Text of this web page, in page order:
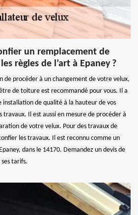
un remplacement de
règles de l’art à Epaney ?
de procéder à un changement de votre velux,
de toiture est recommandé pour vous. Il a
installation de qualité à la hauteur de vos
travaux. Il est aussi en mesure de procéder à
de votre velux. Pour des travaux de
les travaux. Il est reconnu comme un
dans le 14170. Demandez un devis de
tarifs.